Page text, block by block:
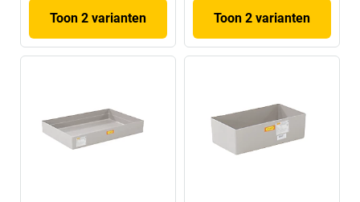
Toon 2 varianten Toon 2 varianten